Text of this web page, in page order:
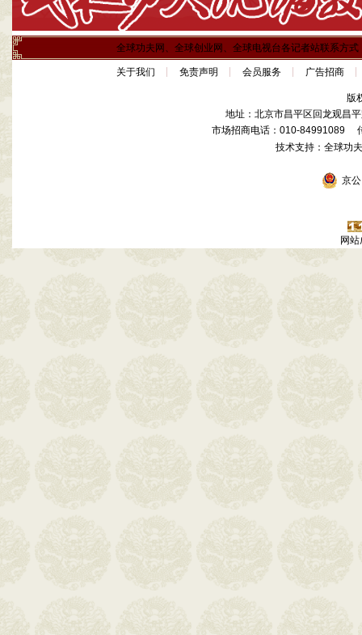
全球功夫网、全球创业网、全球电视台各记者站联系方式
关于我们 免责声明 会员服务 广告招商
版
地址：北京市昌平区回龙观昌
市场招商电话：010-84991089
技术支持：全球
京公
网